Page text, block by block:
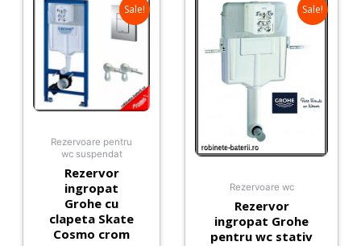
Sale!
Rezervoare pentru
wc suspendat
Rezervor
ingropat
Grohe cu
clapeta Skate
Cosmo crom
Sale!
Rezervoare wc
Rezervor
ingropat Grohe
pentru wc stativ